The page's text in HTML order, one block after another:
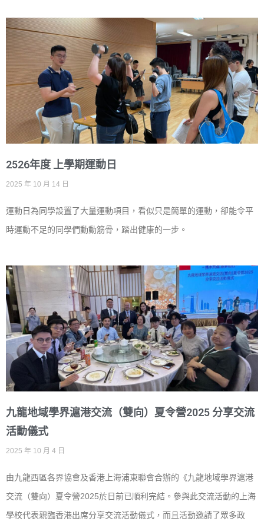
2526年度 上學期運動日
2025 年 10 月 14 日
運動日為同學設置了大量運動項目，看似只是簡單的運動，卻能令平
時運動不足的同學們動動筋骨，踏出健康的一步。
九龍地域學界滬港交流（雙向）夏令營2025 分享交流
活動儀式
2025 年 10 月 4 日
由九龍西區各界協會及香港上海浦東聯會合辦的《九龍地域學界滬港
交流（雙向）夏令營2025於日前已順利完結。參與此交流活動的上海
學校代表親臨香港出席分享交流活動儀式，而且活動邀請了眾多政